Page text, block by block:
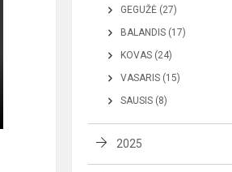
GEGUŽĖ (27)
BALANDIS (17)
KOVAS (24)
VASARIS (15)
SAUSIS (8)
2025